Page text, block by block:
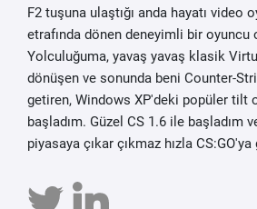
F2 tuşuna ulaştığı anda hayatı video
etrafında dönen deneyimli bir oyuncu
Yolculuğuma, yavaş yavaş klasik
dönüşen ve sonunda beni Counter-
getiren, Windows XP'deki popüler tilt
başladım. Güzel CS 1.6 ile başladım
piyasaya çıkar çıkmaz hızla